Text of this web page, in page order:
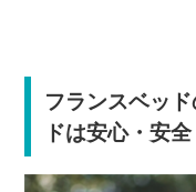
フランスベッ
ドは安心・安全